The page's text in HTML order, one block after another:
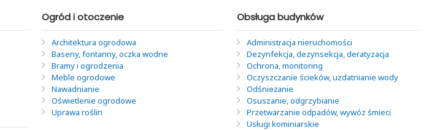
Ogród i otoczenie
Architektura ogrodowa
Baseny, fontanny, oczka wodne
Bramy i ogrodzenia
Meble ogrodowe
Nawadnianie
Oświetlenie ogrodowe
Uprawa roślin
Obsługa budynków
Administracja nieruchomości
Dezynfekcja, dezynsekcja, deratyzacja
Ochrona, monitoring
Oczyszczanie ścieków, uzdatnianie wody
Odśnieżanie
Osuszanie, odgrzybianie
Przetwarzanie odpadów, wywóz śmieci
Usługi kominiarskie